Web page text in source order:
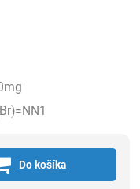
Do košíka